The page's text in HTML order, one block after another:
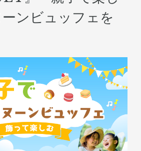
ンビュッフェを